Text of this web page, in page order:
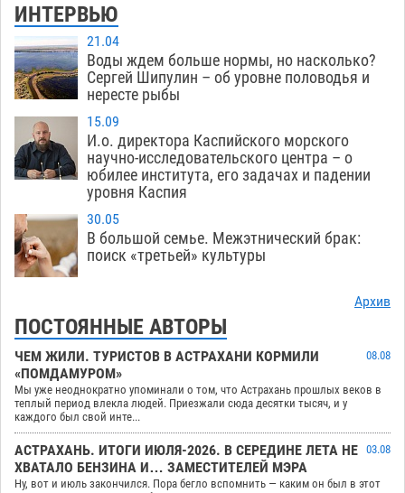
ИНТЕРВЬЮ
21.04
Воды ждем больше нормы, но насколько?
Сергей Шипулин – об уровне половодья и
нересте рыбы
15.09
И.о. директора Каспийского морского
научно-исследовательского центра – о
юбилее института, его задачах и падении
уровня Каспия
30.05
В большой семье. Межэтнический брак:
поиск «третьей» культуры
Архив
ПОСТОЯННЫЕ АВТОРЫ
ЧЕМ ЖИЛИ. ТУРИСТОВ В АСТРАХАНИ КОРМИЛИ
«ПОМДАМУРОМ»
08.08
Мы уже неоднократно упоминали о том, что Астрахань прошлых веков в
теплый период влекла людей. Приезжали сюда десятки тысяч, и у
каждого был свой инте...
АСТРАХАНЬ. ИТОГИ ИЮЛЯ-2026. В СЕРЕДИНЕ ЛЕТА НЕ
ХВАТАЛО БЕНЗИНА И… ЗАМЕСТИТЕЛЕЙ МЭРА
03.08
Ну, вот и июль закончился. Пора бегло вспомнить — каким он был в этот